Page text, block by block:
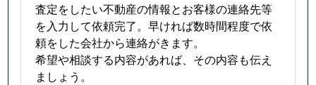
査定をしたい不動産の情報とお客様の連絡先等
を入力して依頼完了。早ければ数時間程度で依
頼をした会社から連絡がきます。
希望や相談する内容があれば、その内容も伝え
ましょう。